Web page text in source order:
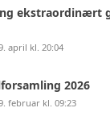
ekstraordinært
april kl. 20:04
2026
februar kl. 09:23